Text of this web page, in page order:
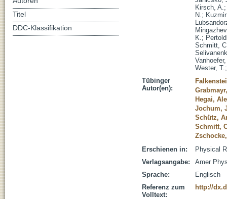
Kirsch, A.
N.;
K.;
Schmitt,
Wester, T.
Tübinger
Autor(en):
Hegai,
Jochum,
Schütz,
Schmitt,
Erschienen in:
Physical
Verlagsangabe:
Amer
Sprache:
Englisch
Referenz zum
Volltext:
http://
Titel
DDC-Klassifikation